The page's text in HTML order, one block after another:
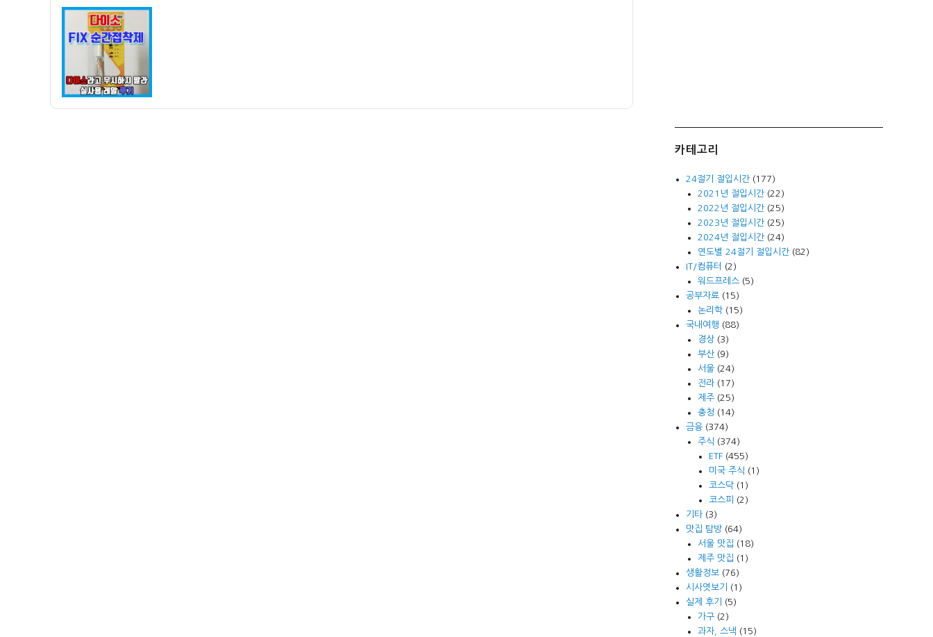
카테고리
24절기 절입시간 (177)
2021년 절입시간(22)
2022년 절입시간(25)
2023년 절입시간(25)
2024년 절입시간(24)
연도별 24절기 절입시간(82)
IT/컴퓨터
(2)
워드프레스(5)
공부자료 (15)
논리학(15)
국내여행 (88)
경상(3)
부산(9)
서울(24)
전라(17)
제주(25)
충청 (14)
금융 (374)
주식 (374)
ETF(455)
미국 주식 (1)
코스닥(1)
코스피
(2)
기타 (3)
맛집 탐방 (64)
서울 맛집 (18)
제주 맛집 (1)
생활정보 (76)
시사엿보기
(1)
실제 후기
(5)
가구(2)
과자, 스낵 (15)